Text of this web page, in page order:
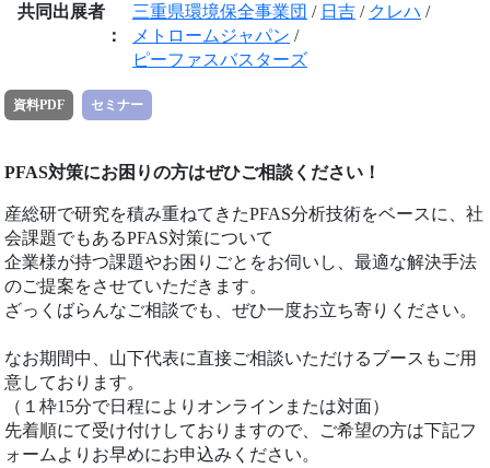
共同出展者
：
三重県環境保全事業団 / 日吉 / クレハ /
メトロームジャパン /
ピーファスバスターズ
資料PDF セミナー
PFAS対策にお困りの方はぜひご相談ください！
産総研で研究を積み重ねてきたPFAS分析技術をベースに、社
会課題でもあるPFAS対策について
企業様が持つ課題やお困りごとをお伺いし、最適な解決手法
のご提案をさせていただきます。
ざっくばらんなご相談でも、ぜひ一度お立ち寄りください。
なお期間中、山下代表に直接ご相談いただけるブースもご用
意しております。
（１枠15分で日程によりオンラインまたは対面）
先着順にて受け付けしておりますので、ご希望の方は下記フ
ォームよりお早めにお申込みください。